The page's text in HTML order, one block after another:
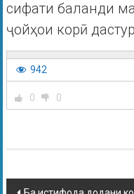
сифати баланди
ҷойҳои корӣ
942
0 0